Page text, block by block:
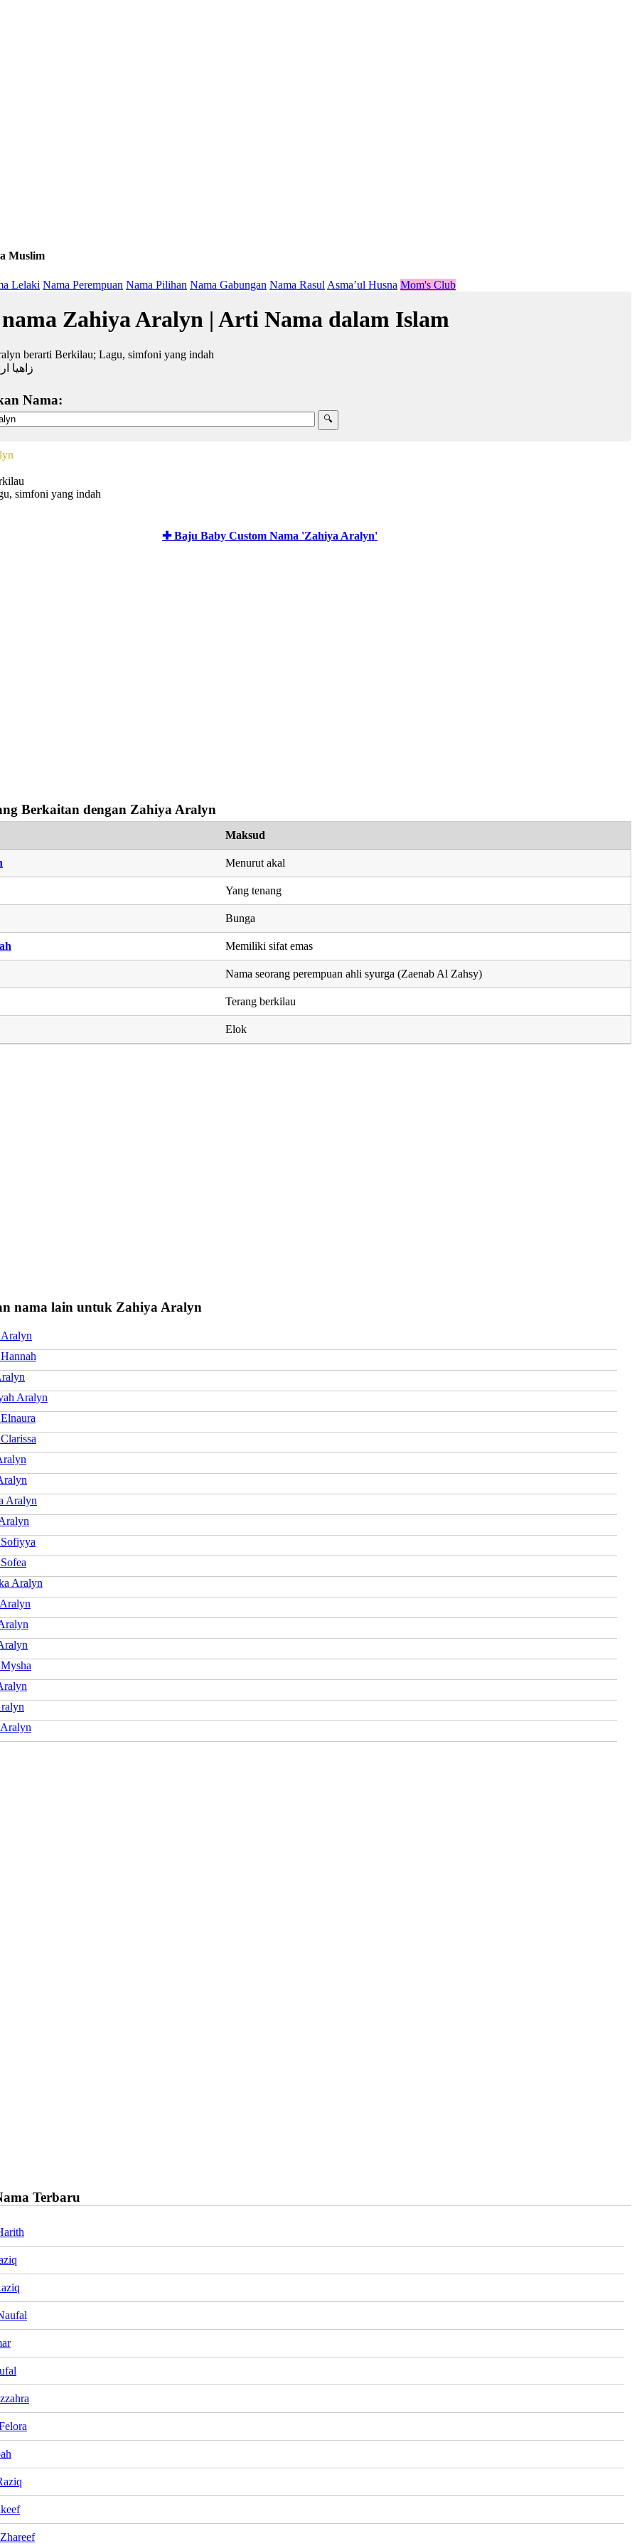
Muslim
Lelaki Nama Perempuan Nama Pilihan Nama Gabungan Nama Rasul Asma’ul Husna Mom's Club
Zahiya Aralyn | Arti Nama dalam Islam
berarti Berkilau; Lagu, simfoni yang indah
زاهيا
Nama:
simfoni yang indah
✚ Baju Baby Custom Nama 'Zahiya Aralyn'
Berkaitan dengan Zahiya Aralyn
Maksud
Menurut akal
Yang tenang
Bunga
Memiliki sifat emas
Nama seorang perempuan ahli syurga (Zaenab Al Zahsy)
Terang berkilau
Elok
nama lain untuk Zahiya Aralyn
Aralyn
Aralyn
Aralyn
Terbaru